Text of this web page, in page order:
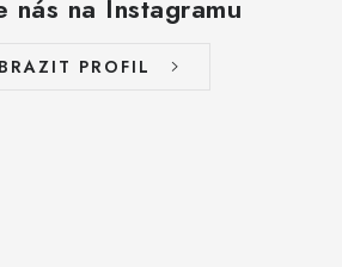
nás na Instagramu
PROFIL